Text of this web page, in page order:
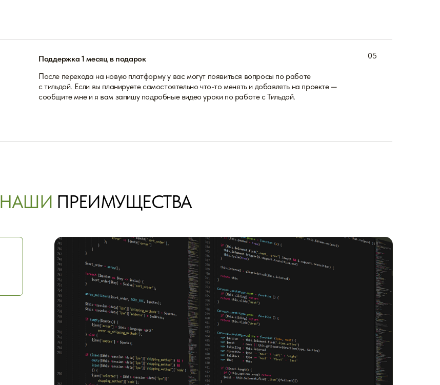
Поддержка 1 месяц в подарок 05
После перехода на новую платформу у вас могут появиться вопросы по работе
с тильдой. Если вы планируете самостоятельно что-то менять и добавлять на проекте —
сообщите мне и я вам запишу подробные видео уроки по работе с Тильдой.
НАШИ ПРЕИМУЩЕСТВА